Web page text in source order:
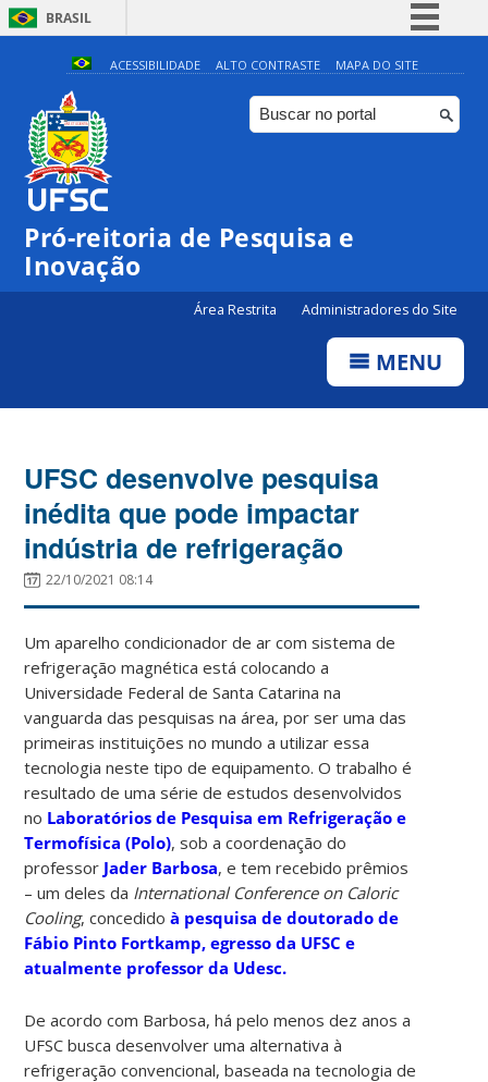
BRASIL
Simplifique!
Comunica BR
Participe
Canais
ACESSIBILIDADE ALTO CONTRASTE MAPA DO SITE
Pró-reitoria de Pesquisa e
Inovação
Área Restrita Administradores do Site
MENU
UFSC desenvolve pesquisa
inédita que pode impactar
indústria de refrigeração
22/10/2021 08:14
Um aparelho condicionador de ar com sistema de
refrigeração magnética está colocando a
Universidade Federal de Santa Catarina na
vanguarda das pesquisas na área, por ser uma das
primeiras instituições no mundo a utilizar essa
tecnologia neste tipo de equipamento. O trabalho é
resultado de uma série de estudos desenvolvidos
no Laboratórios de Pesquisa em Refrigeração e
Termofísica (Polo), sob a coordenação do
professor Jader Barbosa, e tem recebido prêmios
– um deles da International Conference on Caloric
Cooling, concedidoà pesquisa de doutorado de
Fábio Pinto Fortkamp, egresso da UFSC e
atualmente professor da Udesc.
De acordo com Barbosa, há pelo menos dez anos a
UFSC busca desenvolver uma alternativa à
refrigeração convencional, baseada na tecnologia de